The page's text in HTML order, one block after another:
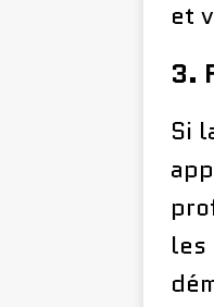
et
3.
Si
les